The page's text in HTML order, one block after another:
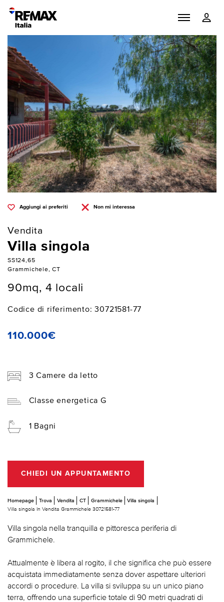
Aggiungi ai preferiti Non mi interessa
Vendita
Villa singola
SS124,65
Grammichele, CT
90mq, 4 locali
Codice di riferimento: 30721581-77
110.000€
3 Camere da letto
Classe energetica G
1 Bagni
CHIEDI UN APPUNTAMENTO
Homepage Trova Vendita CT Grammichele
Villa singola
Villa singola In Vendita Grammichele 30721581-77
Villa singola nella tranquilla e pittoresca periferia di
Grammichele.
Attualmente è libera al rogito, il che significa che può essere
acquistata immediatamente senza dover aspettare ulteriori
accordi o procedure. La villa si sviluppa su un unico piano
terra, offrendo una superficie totale di 90 metri quadrati di